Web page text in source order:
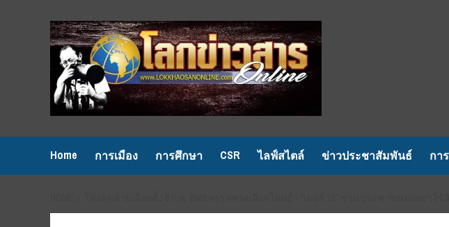
Home การเมือง การศึกษา CSR ไลฟ์สไตล์ ข่าวประชาสัมพันธ์ กา